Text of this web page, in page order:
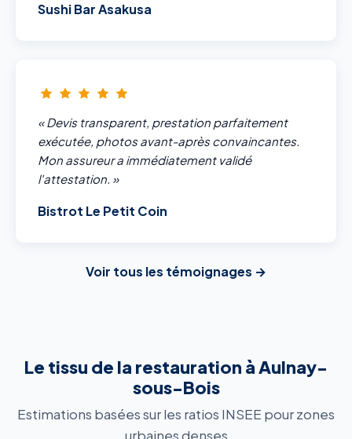
Sushi Bar Asakusa
« Devis transparent, prestation parfaitement
exécutée, photos avant-après convaincantes.
Mon assureur a immédiatement validé
l'attestation. »
Bistrot Le Petit Coin
Voir tous les témoignages →
Le tissu de la restauration à Aulnay-
sous-Bois
Estimations basées sur les ratios INSEE pour zones
urbaines denses